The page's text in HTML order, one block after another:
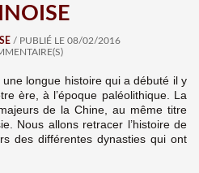
/ PUBLIÉ LE 08/02/2016
longue histoire qui a débuté il y
ère, à l’époque paléolithique. La
de la Chine, au même titre
Nous allons retracer l’histoire de
des différentes dynasties qui ont